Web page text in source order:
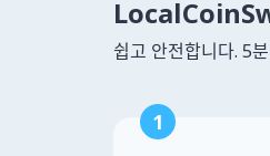
쉽고 안전합니다. 5
1